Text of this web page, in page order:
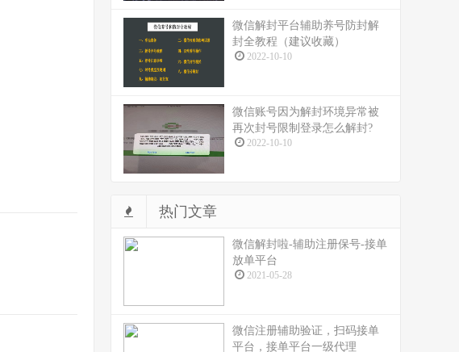
微信解封平台辅助养号防封解
封全教程（建议收藏）
2022-10-10
微信账号因为解封环境异常被
再次封号限制登录怎么解封?
2022-10-10
热门文章
微信解封啦-辅助注册保号-接单
放单平台
2021-05-28
微信注册辅助验证，扫码接单
平台，接单平台一级代理